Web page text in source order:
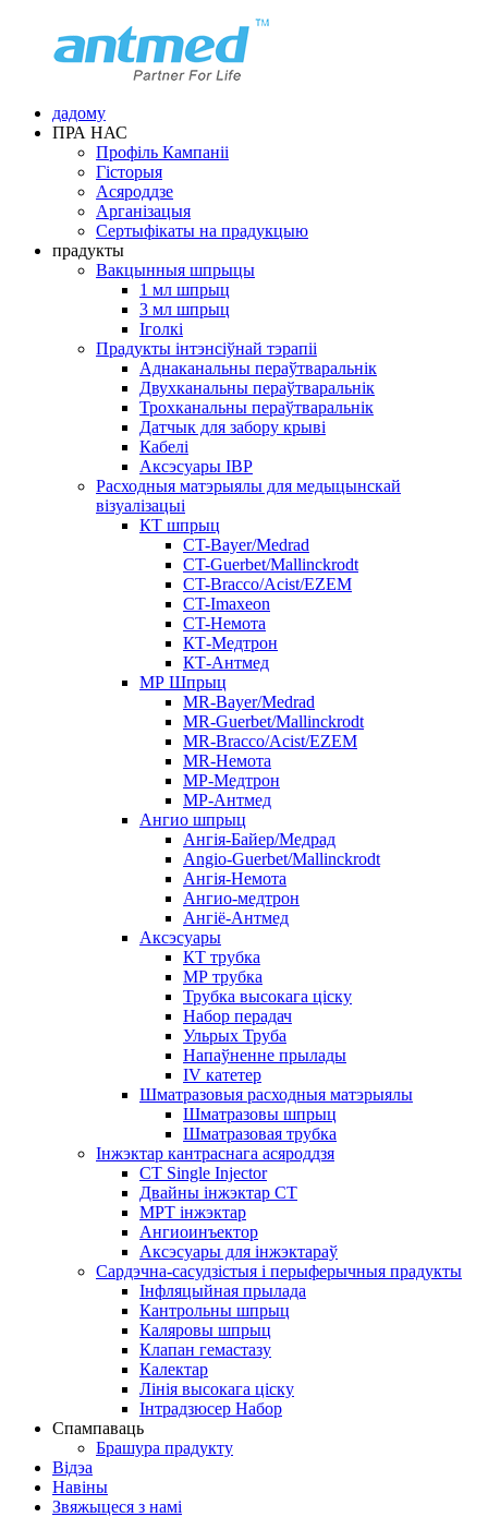
дадому
ПРА НАС
Профіль Кампаніі
Гісторыя
Асяроддзе
Арганізацыя
Сертыфікаты на прадукцыю
прадукты
Вакцынныя шпрыцы
1 мл шпрыц
3 мл шпрыц
Іголкі
Прадукты інтэнсіўнай тэрапіі
Аднаканальны пераўтваральнік
Двухканальны пераўтваральнік
Трохканальны пераўтваральнік
Датчык для забору крыві
Кабелі
Аксэсуары IBP
Расходныя матэрыялы для медыцынскай
візуалізацыі
КТ шпрыц
CT-Bayer/Medrad
CT-Guerbet/Mallinckrodt
CT-Bracco/Acist/EZEM
CT-Imaxeon
CT-Немота
КТ-Медтрон
КТ-Антмед
МР Шпрыц
MR-Bayer/Medrad
MR-Guerbet/Mallinckrodt
MR-Bracco/Acist/EZEM
MR-Немота
МР-Медтрон
МР-Антмед
Ангио шпрыц
Ангія-Байер/Медрад
Angio-Guerbet/Mallinckrodt
Ангія-Немота
Ангио-медтрон
Ангіё-Антмед
Аксэсуары
КТ трубка
МР трубка
Трубка высокага ціску
Набор перадач
Ульрых Труба
Напаўненне прылады
IV катетер
Шматразовыя расходныя матэрыялы
Шматразовы шпрыц
Шматразовая трубка
Інжэктар кантраснага асяроддзя
CT Single Injector
Двайны інжэктар CT
МРТ інжэктар
Ангиоинъектор
Аксэсуары для інжэктараў
Сардэчна-сасудзістыя і перыферычныя прадукты
Інфляцыйная прылада
Кантрольны шпрыц
Каляровы шпрыц
Клапан гемастазу
Калектар
Лінія высокага ціску
Інтрадзюсер Набор
Спампаваць
Брашура прадукту
Відэа
Навіны
Звяжыцеся з намі